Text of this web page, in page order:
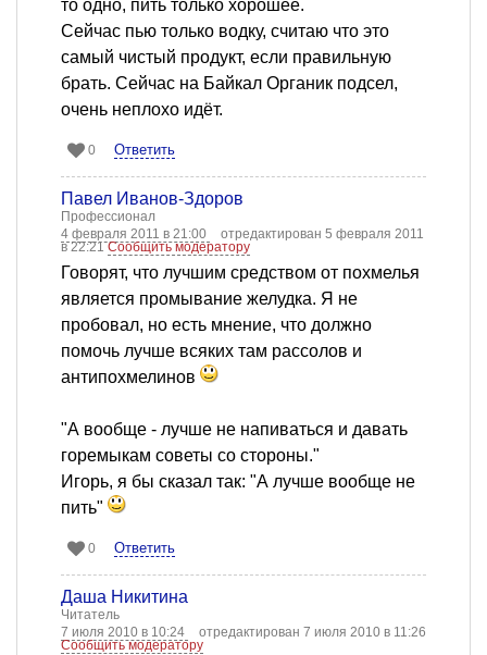
то одно, пить только хорошее.
Сейчас пью только водку, считаю что это
самый чистый продукт, если правильную
брать. Сейчас на Байкал Органик подсел,
очень неплохо идёт.
0 Ответить
Павел Иванов-Здоров
Профессионал
4 февраля 2011 в 21:00
отредактирован 5 февраля 2011
в 22:21Сообщить модератору
Говорят, что лучшим средством от похмелья
является промывание желудка. Я не
пробовал, но есть мнение, что должно
помочь лучше всяких там рассолов и
антипохмелинов
"А вообще - лучше не напиваться и давать
горемыкам советы со стороны."
Игорь, я бы сказал так: "А лучше вообще не
пить"
0 Ответить
Даша Никитина
Читатель
7 июля 2010 в 10:24
отредактирован 7 июля 2010 в 11:26
Сообщить модератору